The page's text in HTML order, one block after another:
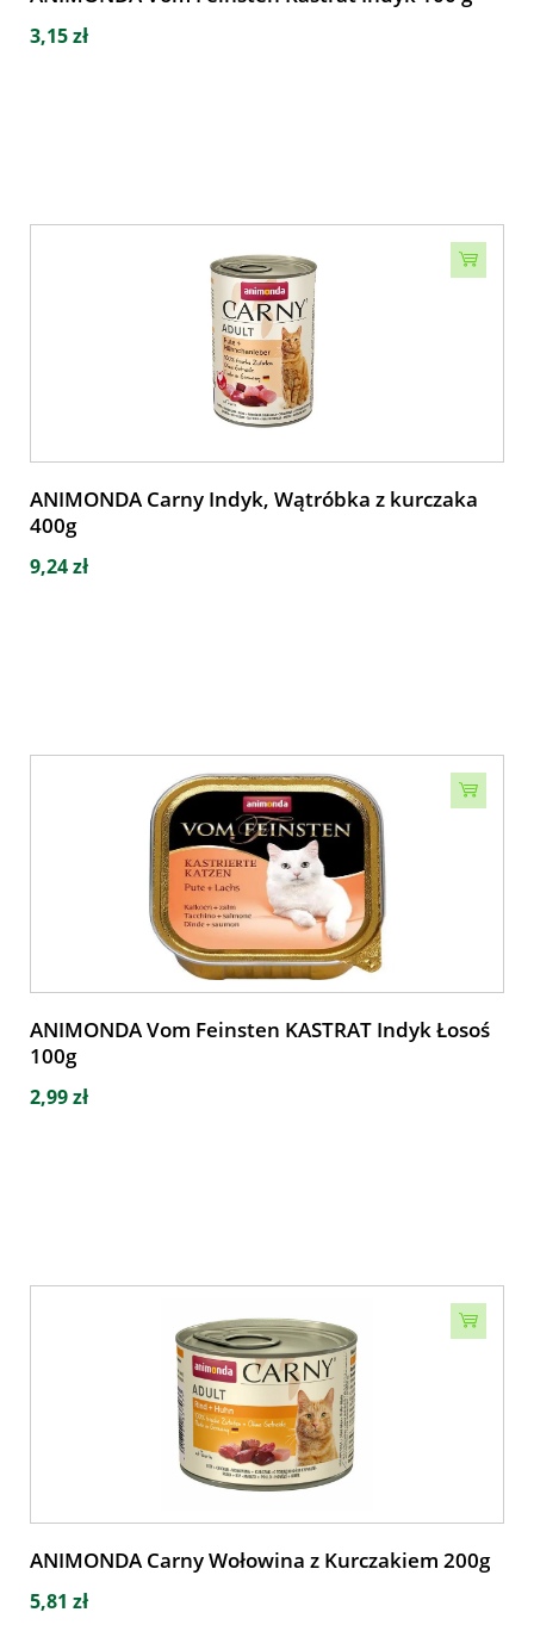
3,15 zł
ANIMONDA Carny Indyk, Wątróbka z kurczaka
400g
9,24 zł
ANIMONDA Vom Feinsten KASTRAT Indyk Łosoś
100g
2,99 zł
ANIMONDA Carny Wołowina z Kurczakiem 200g
5,81 zł